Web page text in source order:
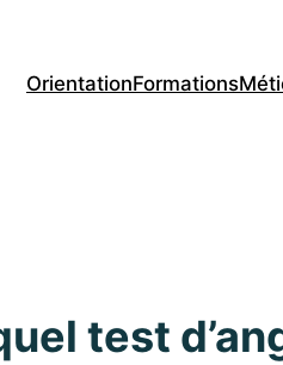
OrientationFormations
test